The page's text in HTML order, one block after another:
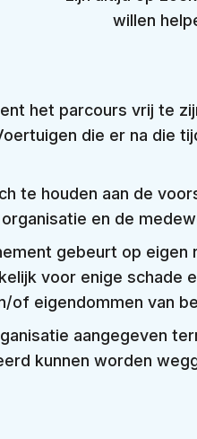
willen
het parcours vrij te
die er na die
te houden aan de
en de
gebeurt op eigen
voor enige schade
of eigendommen van
aangegeven
kunnen worden